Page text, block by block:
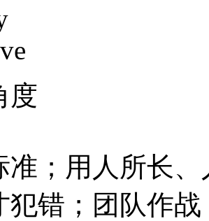
度
准；用人所长
犯错；团队作